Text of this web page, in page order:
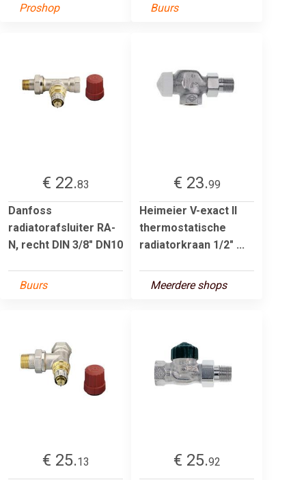
Proshop
Buurs
€ 22.83
Danfoss
radiatorafsluiter RA-
N, recht DIN 3/8" DN10
Buurs
€ 23.99
Heimeier V-exact II
thermostatische
radiatorkraan 1/2" ...
Meerdere shops
€ 25.13
€ 25.92